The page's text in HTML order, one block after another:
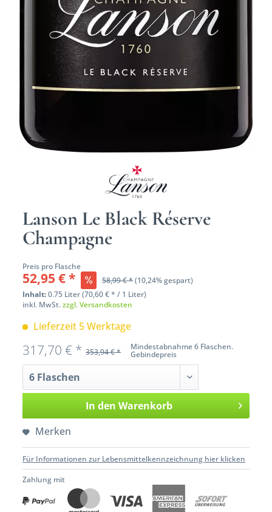
Lanson Le Black Réserve
Champagne
Preis pro Flasche
52,95 € * 58,99 € *(10,24% gespart)
Inhalt:0.75 Liter (70,60 € * / 1 Liter)
inkl. MwSt.zzgl. Versandkosten
Lieferzeit 5 Werktage
Mindestabnahme 6 Flaschen.
Gebindepreis
317,70 € * 353,94 € *
In den Warenkorb
Merken
Für Informationen zur Lebensmittelkennzeichnung hier klicken
Zahlung mit